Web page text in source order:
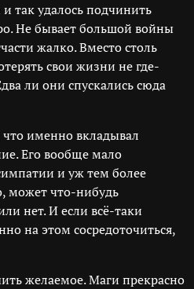
так удалось подчинить
Не бывает большой войны
жалко. Вместо столь
свои жизни не где-
ли они спускались сюда
что именно вкладывал
Его вообще мало
и уж тем более
может что-нибудь
нет. И если всё-таки
на этом сосредоточиться,
желаемое. Маги прекрасно